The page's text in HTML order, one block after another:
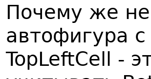
Почему же
автофигура
TopLeftCell -